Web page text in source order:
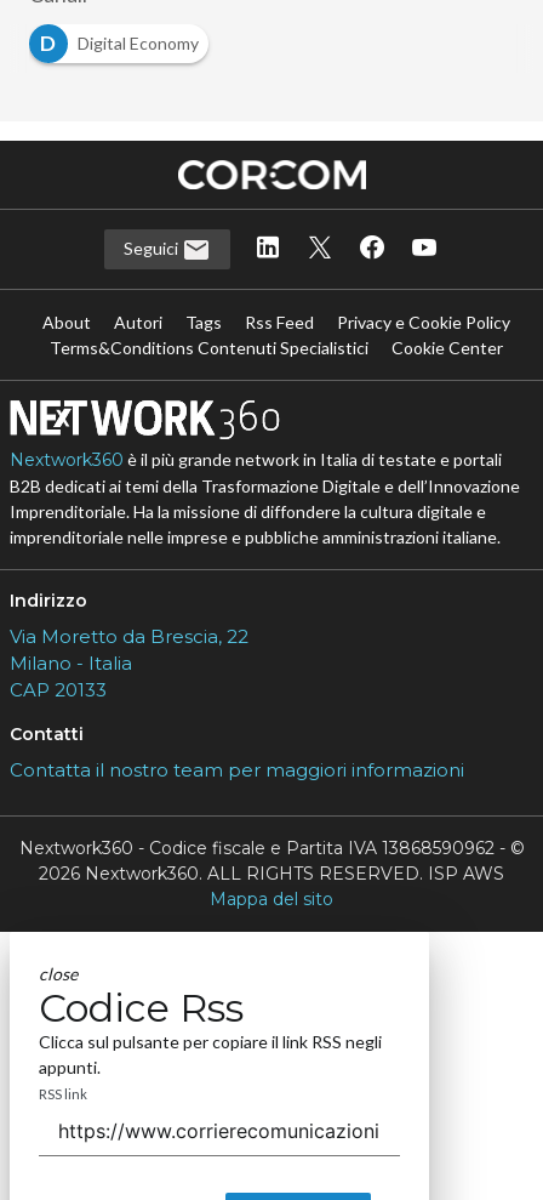
D
Digital Economy
Seguici
About Autori Tags Rss Feed
Privacy e Cookie Policy
Terms&Conditions Contenuti Specialistici
Cookie Center
Nextwork360 è il più grande network in Italia di testate e portali
B2B dedicati ai temi della Trasformazione Digitale e dell’Innovazione
Imprenditoriale. Ha la missione di diffondere la cultura digitale e
imprenditoriale nelle imprese e pubbliche amministrazioni italiane.
Indirizzo
Via Moretto da Brescia, 22
Milano - Italia
CAP 20133
Contatti
Contatta il nostro team per maggiori informazioni
Nextwork360 - Codice fiscale e Partita IVA 13868590962 - ©
2026 Nextwork360. ALL RIGHTS RESERVED. ISP AWS
Mappa del sito
close
Codice Rss
Clicca sul pulsante per copiare il link RSS negli
appunti.
RSS link